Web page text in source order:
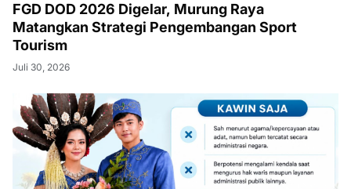
FGD DOD 2026 Digelar, Murung Raya
Matangkan Strategi Pengembangan Sport
Tourism
Juli 30, 2026